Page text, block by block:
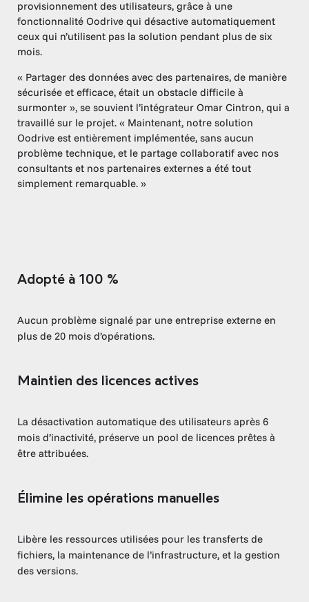
provisionnement des utilisateurs, grâce à une
fonctionnalité Oodrive qui désactive automatiquement
ceux qui n’utilisent pas la solution pendant plus de six
mois.
« Partager des données avec des partenaires, de manière
sécurisée et efficace, était un obstacle difficile à
surmonter », se souvient l’intégrateur Omar Cintron, qui a
travaillé sur le projet. « Maintenant, notre solution
Oodrive est entièrement implémentée, sans aucun
problème technique, et le partage collaboratif avec nos
consultants et nos partenaires externes a été tout
simplement remarquable. »
Adopté à 100 %
Aucun problème signalé par une entreprise externe en
plus de 20 mois d’opérations.
Maintien des licences actives
La désactivation automatique des utilisateurs après 6
mois d’inactivité, préserve un pool de licences prêtes à
être attribuées.
Élimine les opérations manuelles
Libère les ressources utilisées pour les transferts de
fichiers, la maintenance de l’infrastructure, et la gestion
des versions.